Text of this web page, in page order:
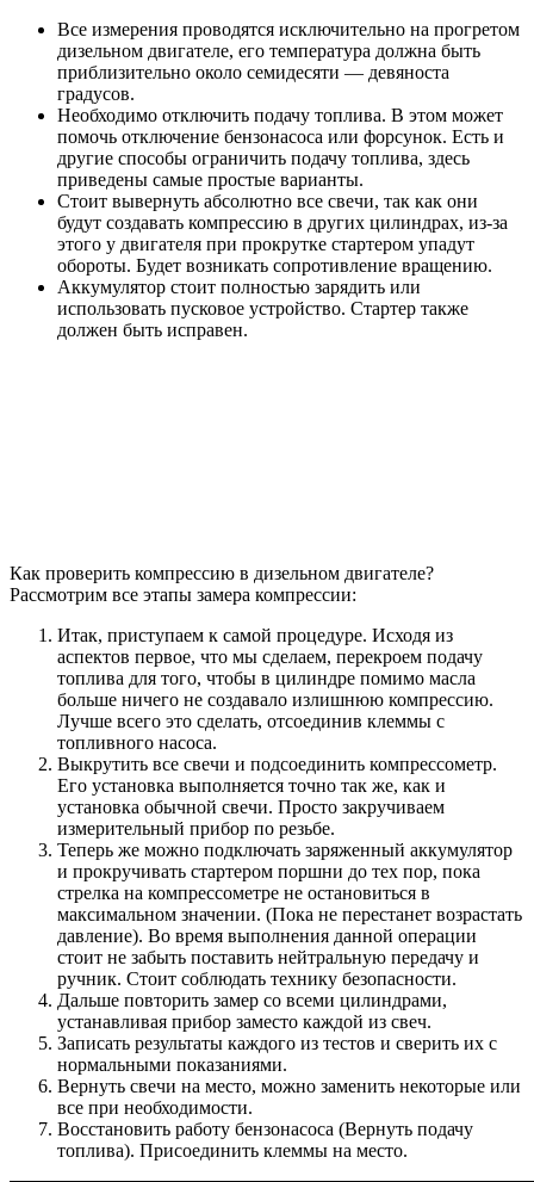
Все измерения проводятся исключительно на прогретом
дизельном двигателе, его температура должна быть
приблизительно около семидесяти — девяноста
градусов.
Необходимо отключить подачу топлива. В этом может
помочь отключение бензонасоса или форсунок. Есть и
другие способы ограничить подачу топлива, здесь
приведены самые простые варианты.
Стоит вывернуть абсолютно все свечи, так как они
будут создавать компрессию в других цилиндрах, из-за
этого у двигателя при прокрутке стартером упадут
обороты. Будет возникать сопротивление вращению.
Аккумулятор стоит полностью зарядить или
использовать пусковое устройство. Стартер также
должен быть исправен.
Как проверить компрессию в дизельном двигателе?
Рассмотрим все этапы замера компрессии:
Итак, приступаем к самой процедуре. Исходя из
аспектов первое, что мы сделаем, перекроем подачу
топлива для того, чтобы в цилиндре помимо масла
больше ничего не создавало излишнюю компрессию.
Лучше всего это сделать, отсоединив клеммы с
топливного насоса.
Выкрутить все свечи и подсоединить компрессометр.
Его установка выполняется точно так же, как и
установка обычной свечи. Просто закручиваем
измерительный прибор по резьбе.
Теперь же можно подключать заряженный аккумулятор
и прокручивать стартером поршни до тех пор, пока
стрелка на компрессометре не остановиться в
максимальном значении. (Пока не перестанет возрастать
давление). Во время выполнения данной операции
стоит не забыть поставить нейтральную передачу и
ручник. Стоит соблюдать технику безопасности.
Дальше повторить замер со всеми цилиндрами,
устанавливая прибор заместо каждой из свеч.
Записать результаты каждого из тестов и сверить их с
нормальными показаниями.
Вернуть свечи на место, можно заменить некоторые или
все при необходимости.
Восстановить работу бензонасоса (Вернуть подачу
топлива). Присоединить клеммы на место.